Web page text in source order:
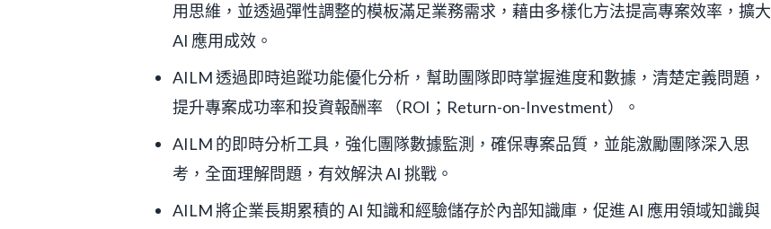
用思維，並透過彈性調整的模板滿足業務需求，藉由多樣化方法提高專案效率，擴大
AI 應用成效。
AILM 透過即時追蹤功能優化分析，幫助團隊即時掌握進度和數據，清楚定義問題，
提升專案成功率和投資報酬率 （ROI；Return-on-Investment）。
AILM 的即時分析工具，強化團隊數據監測，確保專案品質，並能激勵團隊深入思
考，全面理解問題，有效解決 AI 挑戰。
AILM 將企業長期累積的 AI 知識和經驗儲存於內部知識庫，促進 AI 應用領域知識與